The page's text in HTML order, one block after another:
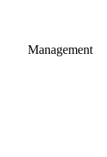
Management